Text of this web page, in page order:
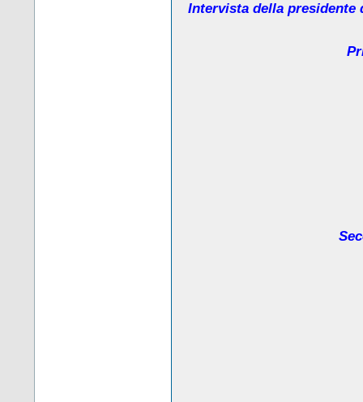
Intervista della presidente